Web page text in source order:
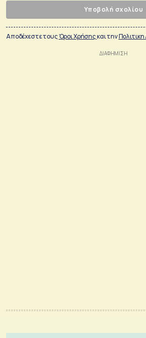
Υποβολή σχολίου
Αποδέχεστε τουςΌροι Χρήσηςκαι την